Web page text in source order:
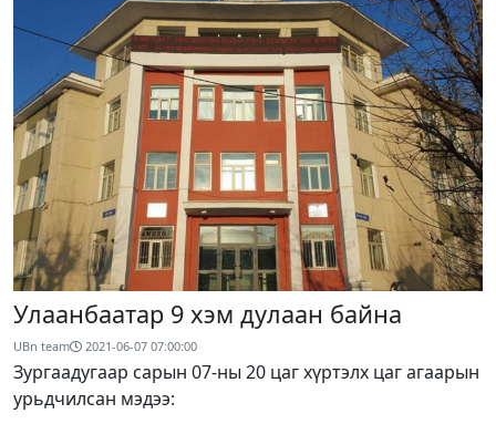
Улаанбаатар 9 хэм дулаан байна
UBn team 2021-06-07 07:00:00
Зургаадугаар сарын 07-ны 20 цаг хүртэлх цаг агаарын
урьдчилсан мэдээ: